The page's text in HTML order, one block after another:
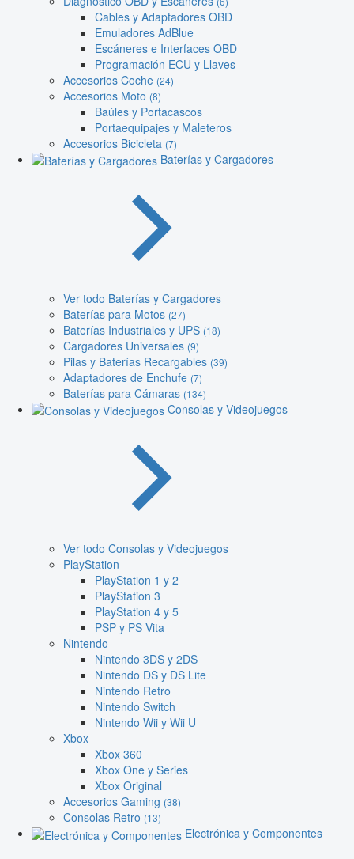
Cables y Adaptadores OBD
Emuladores AdBlue
Escáneres e Interfaces OBD
Programación ECU y Llaves
Accesorios Coche (24)
Accesorios Moto (8)
Baúles y Portacascos
Portaequipajes y Maleteros
Accesorios Bicicleta (7)
Baterías y Cargadores
Ver todo Baterías y Cargadores
Baterías para Motos (27)
Baterías Industriales y UPS (18)
Cargadores Universales (9)
Pilas y Baterías Recargables (39)
Adaptadores de Enchufe (7)
Baterías para Cámaras (134)
Consolas y Videojuegos
Ver todo Consolas y Videojuegos
PlayStation
PlayStation 1 y 2
PlayStation 3
PlayStation 4 y 5
PSP y PS Vita
Nintendo
Nintendo 3DS y 2DS
Nintendo DS y DS Lite
Nintendo Retro
Nintendo Switch
Nintendo Wii y Wii U
Xbox
Xbox 360
Xbox One y Series
Xbox Original
Accesorios Gaming (38)
Consolas Retro (13)
Electrónica y Componentes